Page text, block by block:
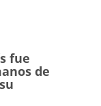
fue
de